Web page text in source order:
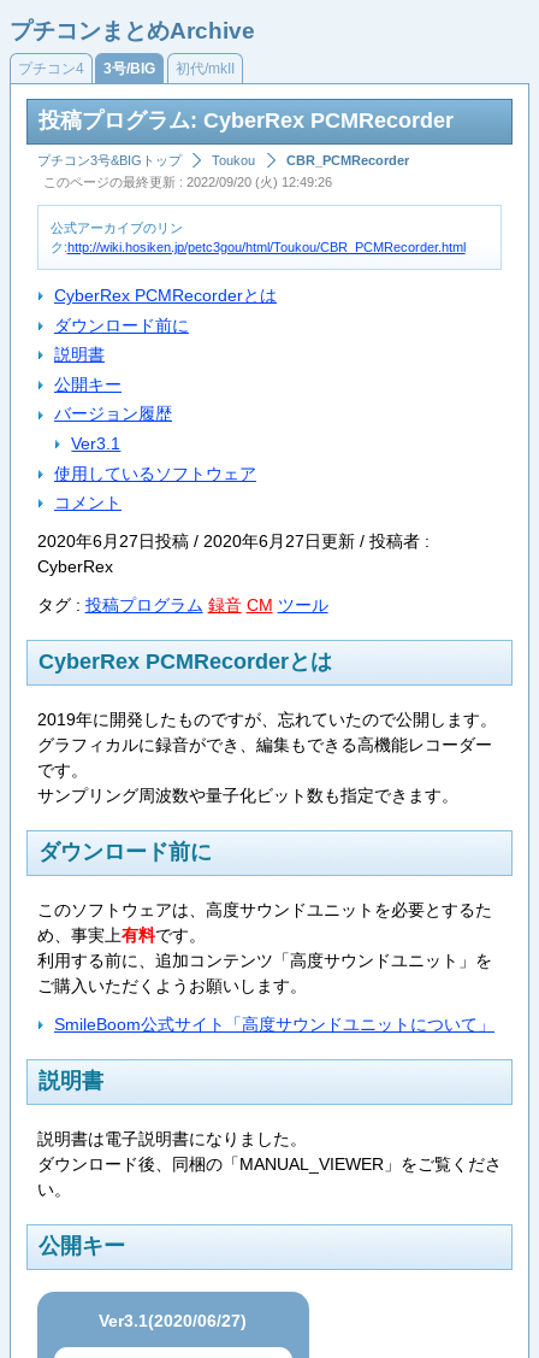
プチコンまとめArchive
プチコン4 3号/BIG 初代/mkII
投稿プログラム: CyberRex PCMRecorder
プチコン3号&BIGトップ Toukou
CBR_PCMRecorder
このページの最終更新 : 2022/09/20 (火) 12:49:26
公式アーカイブのリン
ク:http://wiki.hosiken.jp/petc3gou/html/Toukou/CBR_PCMRecorder.html
CyberRex PCMRecorderとは
ダウンロード前に
説明書
公開キー
バージョン履歴
Ver3.1
使用しているソフトウェア
コメント
2020年6月27日投稿 / 2020年6月27日更新 / 投稿者 :
CyberRex
タグ : 投稿プログラム 録音 CM ツール
CyberRex PCMRecorderとは
2019年に開発したものですが、忘れていたので公開します。
グラフィカルに録音ができ、編集もできる高機能レコーダー
です。
サンプリング周波数や量子化ビット数も指定できます。
ダウンロード前に
このソフトウェアは、高度サウンドユニットを必要とするた
め、事実上有料です。
利用する前に、追加コンテンツ「高度サウンドユニット」を
ご購入いただくようお願いします。
SmileBoom公式サイト「高度サウンドユニットについて」
説明書
説明書は電子説明書になりました。
ダウンロード後、同梱の「MANUAL_VIEWER」をご覧くださ
い。
公開キー
Ver3.1(2020/06/27)